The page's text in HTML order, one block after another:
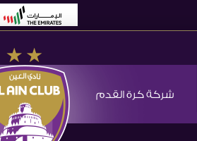
شركة كرة القدم